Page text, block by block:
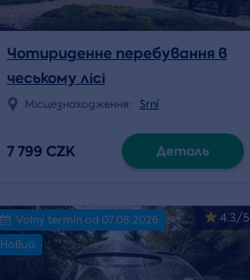
Чотириденне перебування в
чеському лісі
Місцезнаходження: Srní
7 799 CZK Деталь
4.3/5
Volný termín od 07.08.2026
Новий